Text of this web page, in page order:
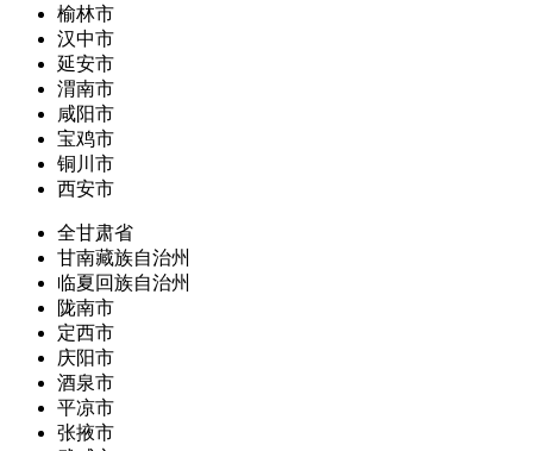
榆林市
汉中市
延安市
渭南市
咸阳市
宝鸡市
铜川市
西安市
全甘肃省
甘南藏族自治州
临夏回族自治州
陇南市
定西市
庆阳市
酒泉市
平凉市
张掖市